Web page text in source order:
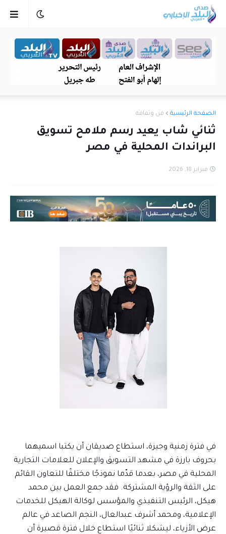
الصفحة الرئيسية فن وثقافة
ثنائي شاب يعيد رسم ملامح تسويق
البراندات المحلية في مصر
فبراير 18, 2026
في فترة زمنية وجيزة، استطاع صديقان أن يكتبا اسميهما
بحروف بارزة في مشهد التسويق والإعلان للعلامات التجارية
المحلية في مصر، بعدما قدّما نموذجًا مختلفًا للتعاون القائم
على الثقة والرؤية المشتركة. فقد جمع العمل بين محمد
هيكل، الرئيس التنفيذي والمؤسس لوكالة الهيكل للخدمات
الإعلامية، ومحمد أشرف عبدالعال، النجم الصاعد في عالم
عرض الأزياء، ليشكلا ثنائيًا استطاع خلال فترة قصيرة أن